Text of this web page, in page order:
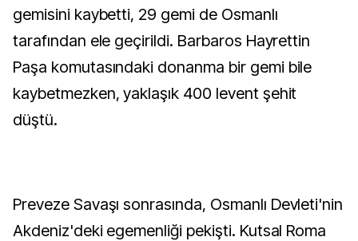
gemisini kaybetti, 29 gemi de Osmanlı
tarafından ele geçirildi. Barbaros Hayrettin
Paşa komutasındaki donanma bir gemi bile
kaybetmezken, yaklaşık 400 levent şehit
düştü.
Preveze Savaşı sonrasında, Osmanlı Devleti'nin
Akdeniz'deki egemenliği pekişti. Kutsal Roma